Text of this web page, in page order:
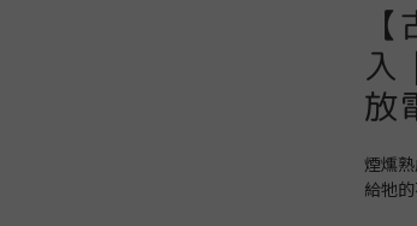
入
放
煙燻
給牠